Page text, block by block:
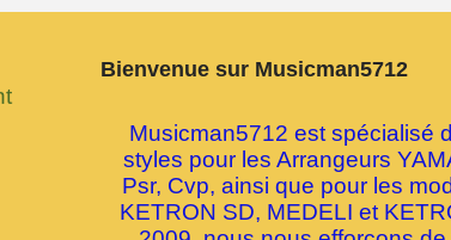
Bienvenue sur Musicman5712
Musicman5712 est spécialisé
styles pour les Arrangeurs
Psr, Cvp, ainsi que pour les
KETRON SD, MEDELI et